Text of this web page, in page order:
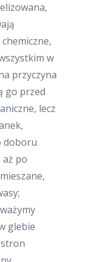
w
przyczyna
go przed
lecz
doboru
po
glebie